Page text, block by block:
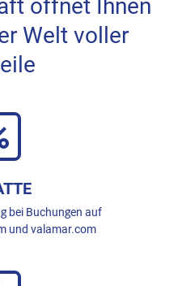
öffnet Ihnen
Welt voller
bei Buchungen auf
und valamar.com